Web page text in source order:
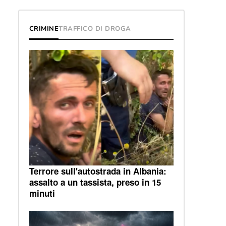
CRIMINETRAFFICO DI DROGA
Terrore sull'autostrada in Albania:
assalto a un tassista, preso in 15
minuti